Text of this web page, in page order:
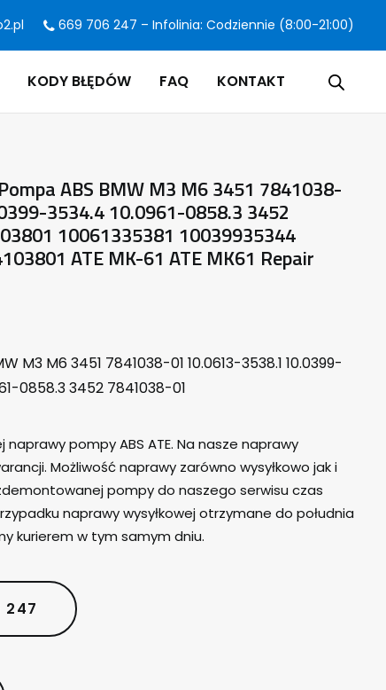
669 706 247 – Infolinia: Codziennie (8:00-21:00)
KODY BŁĘDÓW FAQ KONTAKT
ABS BMW M3 M6 3451 7841038-
3534.4 10.0961-0858.3 3452
10061335381 10039935344
ATE MK-61 ATE MK61 Repair
M3 M6 3451 7841038-01 10.0613-3538.1 10.0399-
0858.3 3452 7841038-01
pompy ABS ATE. Na nasze naprawy
Możliwość naprawy zarówno wysyłkowo jak i
pompy do naszego serwisu czas
naprawy wysyłkowej otrzymane do południa
kurierem w tym samym dniu.
247